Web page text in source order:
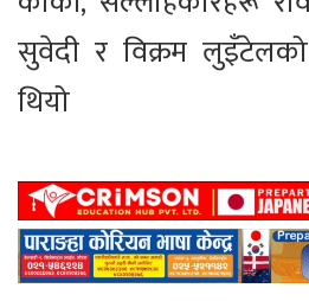
सुवेदी र विक्रम
थियो